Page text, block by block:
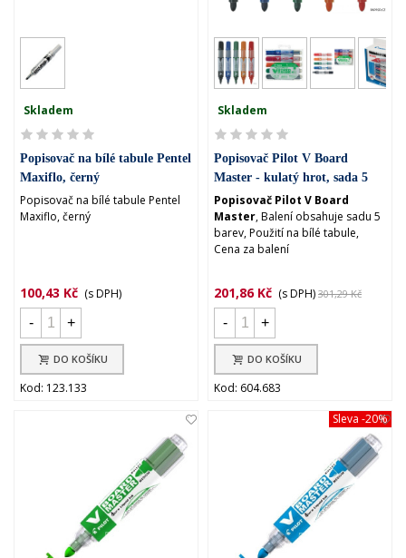
Skladem
Popisovač na bílé tabule Pentel
Maxiflo, černý
Popisovač na bílé tabule Pentel
Maxiflo, černý
100,43 Kč (s DPH)
-
+
DO KOŠÍKU
Kod: 123.133
Skladem
Popisovač Pilot V Board
Master - kulatý hrot, sada 5
barev
Popisovač Pilot V Board
Master, Balení obsahuje sadu 5
barev, Použití na bílé tabule,
Cena za balení
201,86 Kč (s DPH) 301,29 Kč
- +
DO KOŠÍKU
Kod: 604.683
Sleva -20%